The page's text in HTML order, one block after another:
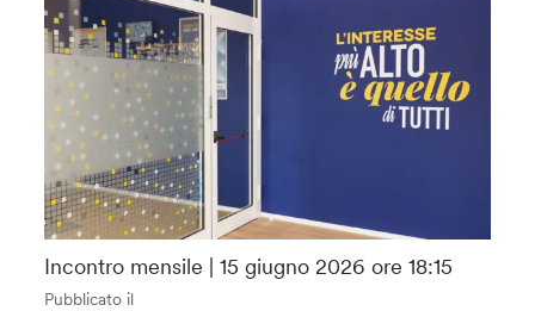
Incontro mensile | 15 giugno 2026 ore 18:15
Pubblicato il